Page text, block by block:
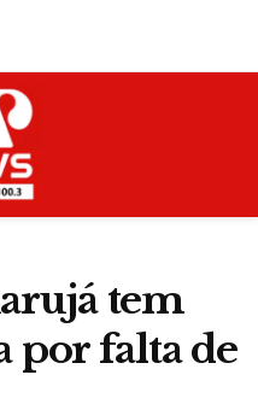
tem
por falta de